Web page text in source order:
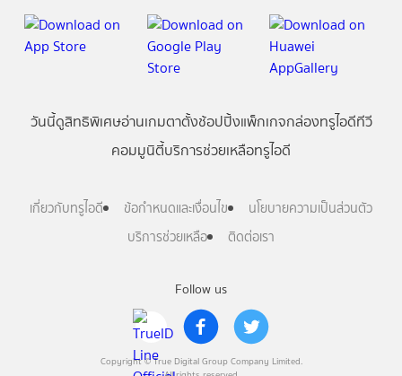
Follow us
Copyright © True Digital Group Company Limited.
วันนี้ดูสิทธิพิเศษอ่านเกมตาตั้งช้อปปิ้งแพ็กเกจกล่องทรูไอดีทีวี
คอมมูนิตี้บริการช่วยเหลือทรูไอดี
เกี่ยวกับทรูไอดี ข้อกำหนดและเงื่อนไข
นโยบายความเป็นส่วนตัว
บริการช่วยเหลือ
ติดต่อเรา